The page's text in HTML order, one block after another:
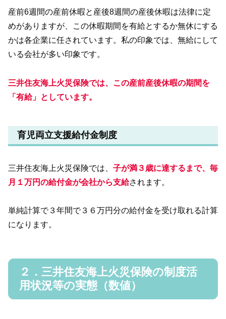
産前6週間の産前休暇と産後8週間の産後休暇は法律に定
めがありますが、この休暇期間を有給とするか無休にする
かは各企業に任されています。私の印象では、無給にして
いる会社が多い印象です。
三井住友海上火災保険では、この産前産後休暇の期間を
「有給」としています。
育児両立支援給付金制度
三井住友海上火災保険では、 子が満３歳に達するまで、毎
月１万円の給付金が会社から支給されます。
単純計算で３年間で３６万円分の給付金を受け取れる計算
になります。
２．三井住友海上火災保険の制度活
用状況等の実態（数値）